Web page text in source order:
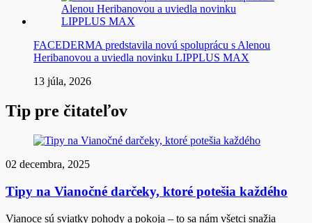
FACEDERMA predstavila novú spoluprácu s Alenou
Heribanovou a uviedla novinku LIPPLUS MAX
13 júla, 2026
Tip pre čitateľov
02 decembra, 2025
Tipy na Vianočné darčeky, ktoré potešia každého
Vianoce sú sviatky pohody a pokoja – to sa nám všetci snažia